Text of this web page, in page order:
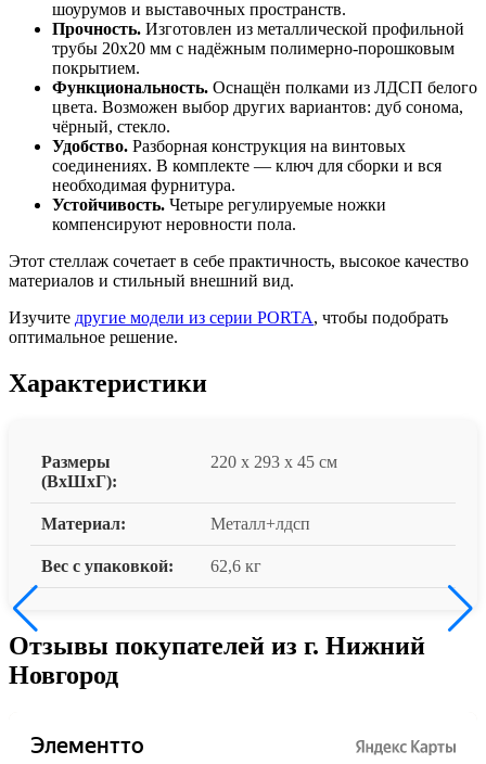
шоурумов и выставочных пространств.
Прочность. Изготовлен из металлической профильной
трубы 20х20 мм с надёжным полимерно-порошковым
покрытием.
Функциональность. Оснащён полками из ЛДСП белого
цвета. Возможен выбор других вариантов: дуб сонома,
чёрный, стекло.
Удобство. Разборная конструкция на винтовых
соединениях. В комплекте — ключ для сборки и вся
необходимая фурнитура.
Устойчивость. Четыре регулируемые ножки
компенсируют неровности пола.
Этот стеллаж сочетает в себе практичность, высокое качество
материалов и стильный внешний вид.
Изучите другие модели из серии PORTA, чтобы подобрать
оптимальное решение.
Характеристики
Размеры
(ВxШxГ):
220 x 293 x 45 см
Материал: Металл+лдсп
Вес с упаковкой: 62,6 кг
Отзывы покупателей из г. Нижний
Новгород